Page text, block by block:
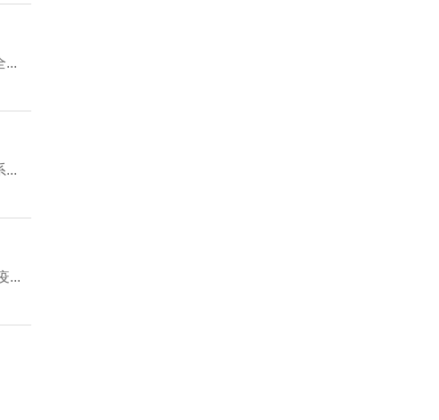
...
...
...